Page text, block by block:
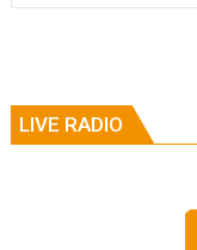
LIVE RADIO